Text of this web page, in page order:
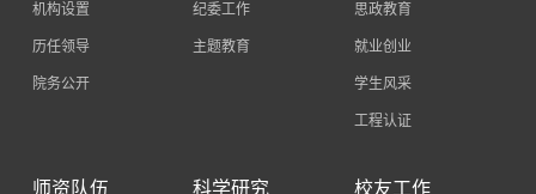
机构设置
历任领导
院务公开
纪委工作
主题教育
思政教育
就业创业
学生风采
工程认证
师资队伍 科学研究 校友工作